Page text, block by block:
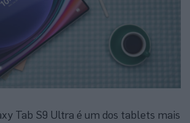
Tab S9 Ultra é um dos tablets mais